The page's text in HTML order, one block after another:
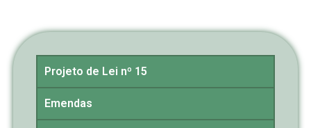
Projeto de Lei nº 15
Emendas